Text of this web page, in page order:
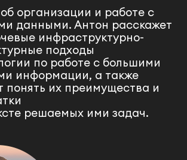
организации и работе с
данными. Антон расскажет
инфраструктурно-
подходы
по работе с большими
информации, а также
понять их преимущества и
решаемых ими задач.